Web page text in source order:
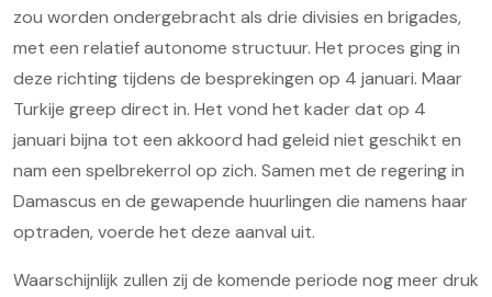
zou worden ondergebracht als drie divisies en brigades,
met een relatief autonome structuur. Het proces ging in
deze richting tijdens de besprekingen op 4 januari. Maar
Turkije greep direct in. Het vond het kader dat op 4
januari bijna tot een akkoord had geleid niet geschikt en
nam een spelbrekerrol op zich. Samen met de regering in
Damascus en de gewapende huurlingen die namens haar
optraden, voerde het deze aanval uit.
Waarschijnlijk zullen zij de komende periode nog meer druk